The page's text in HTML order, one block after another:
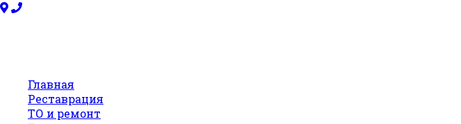
Главная
Реставрация
ТО и ремонт